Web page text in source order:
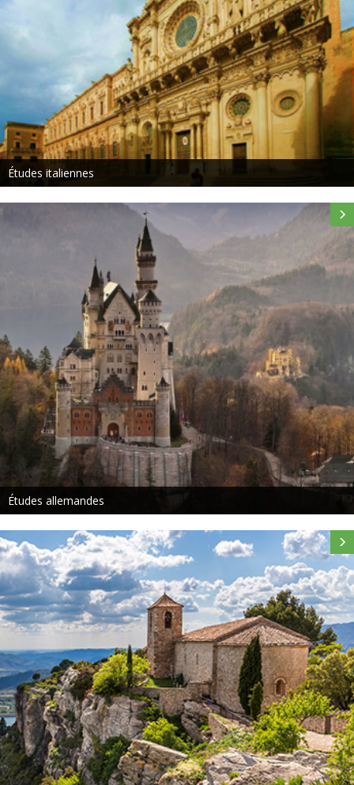
Études italiennes
Études allemandes